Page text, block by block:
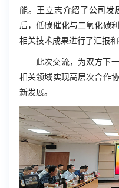
能。王立志介绍了公司发
后，低碳催化与二氧化碳
相关技术成果进行了汇报和
此次交流，为双方下
相关领域实现高层次合作
新发展。